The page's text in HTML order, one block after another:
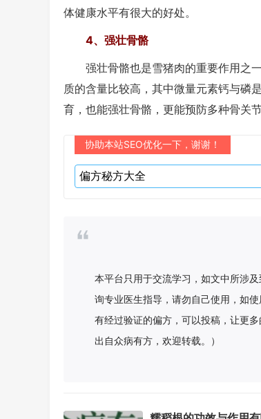
体健康水平有很大的好处。
4、强壮骨骼
强壮骨骼也是雪猪肉的重要作用之一
质的含量比较高，其中微量元素钙与磷
育，也能强壮骨骼，更能预防多种骨关
协助本站SEO优化一下，谢谢！
本平台只用于交流学习，如文中所涉
询专业医生指导，请勿自己使用，如
有经过验证的偏方，可以投稿，让更
出自众病有方，欢迎转载。）